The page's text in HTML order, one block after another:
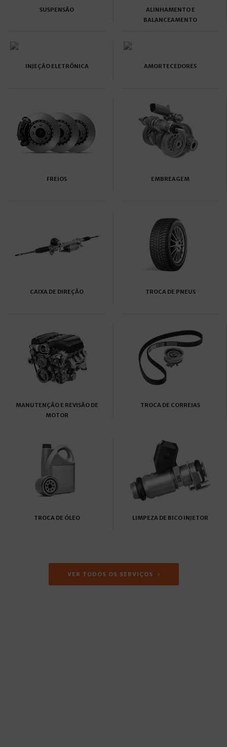
SUSPENSÃO
ALINHAMENTO E
BALANCEAMENTO
INJEÇÃO ELETRÔNICA AMORTECEDORES
FREIOS EMBREAGEM
CAIXA DE DIREÇÃO TROCA DE PNEUS
MANUTENÇÃO E REVISÃO DE
MOTOR
TROCA DE CORREIAS
TROCA DE ÓLEO LIMPEZA DE BICO INJETOR
VER TODOS OS SERVIÇOS